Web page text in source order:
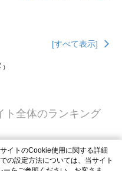
[すべて表示]
ト全体のランキング
イトのCookie使用に関する詳細
の設定方法については、当サイト